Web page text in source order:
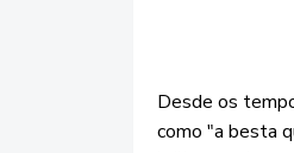
Desde os
como "a besta